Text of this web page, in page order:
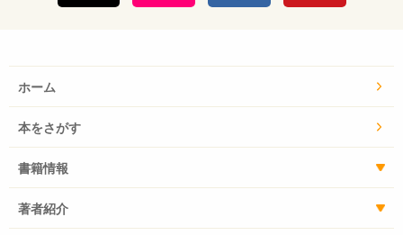
ホーム
本をさがす
書籍情報
著者紹介